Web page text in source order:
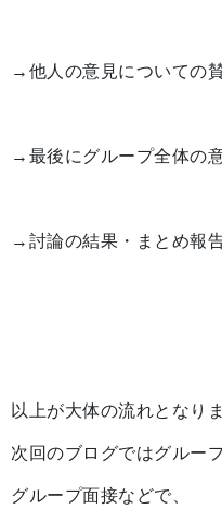
→他人の意見についての
→最後にグループ全体の
→討論の結果・まとめ報
以上が大体の流れとなりま
次回のブログではグルー
グループ面接などで、